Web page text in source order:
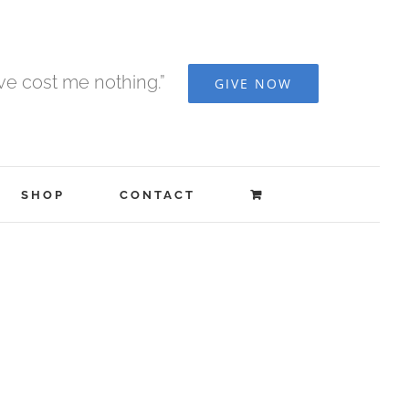
cost me nothing.” GIVE NOW
SHOP CONTACT